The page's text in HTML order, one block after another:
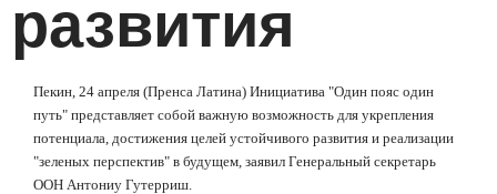
развития
Пекин, 24 апреля (Пренса Латина) Инициатива "Один пояс один
путь" представляет собой важную возможность для укрепления
потенциала, достижения целей устойчивого развития и реализации
"зеленых перспектив" в будущем, заявил Генеральный секретарь
ООН Антониу Гутерриш.